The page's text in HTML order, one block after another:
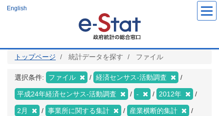
ツ
English
トップページ 統計データを探す ファイル
選択条件: ファイル 経済センサス‐活動調査
平成24年経済センサス‐活動調査 - 2012年
2月 事業所に関する集計 産業横断的集計